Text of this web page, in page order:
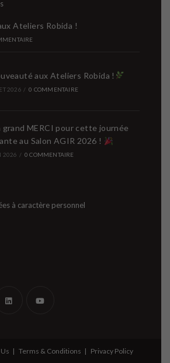
Ateliers Robida !
aux Ateliers Robida !
2026 / 0 COMMENTAIRE
grand MERCI pour cette journée
au Salon AGIR 2026 !
2026 / 0 COMMENTAIRE
à caractère personnelS’ouvre
un
Terms & Conditions Privacy Policy